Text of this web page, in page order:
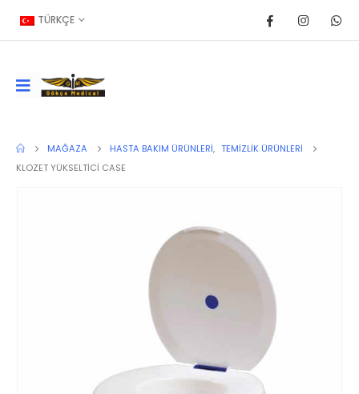
TÜRKÇE
MAĞAZA HASTA BAKIM ÜRÜNLERI, TEMIZLIK ÜRÜNLERI
KLOZET YÜKSELTİCİ CASE